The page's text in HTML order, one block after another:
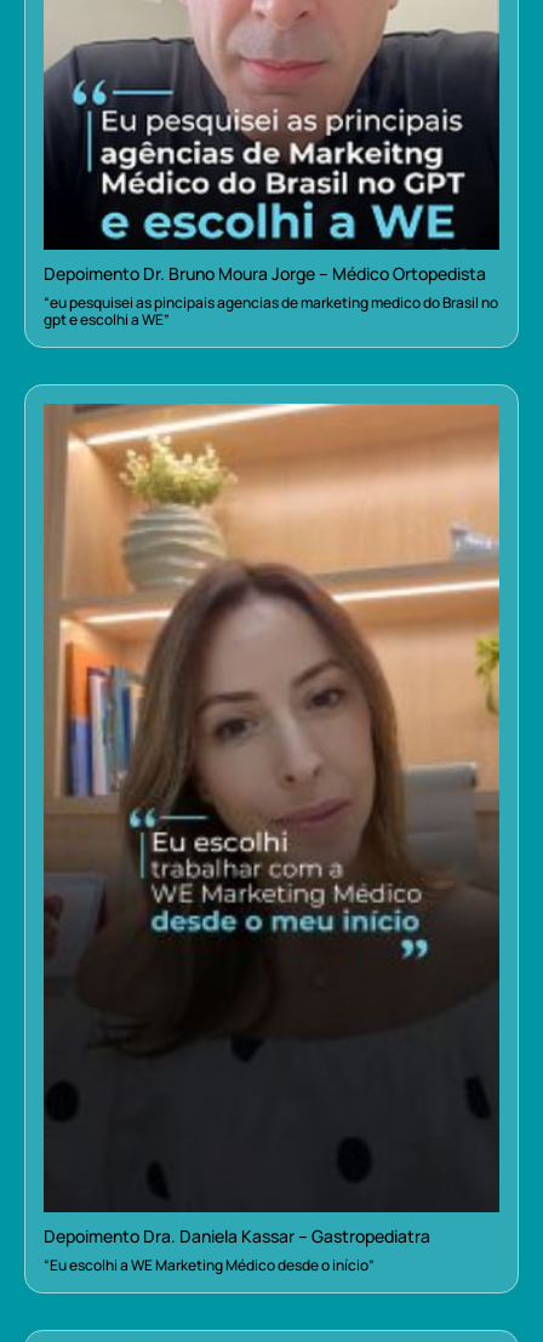
Depoimento Dr. Bruno Moura Jorge – Médico Ortopedista
“eu pesquisei as pincipais agencias de marketing medico do Brasil no
gpt e escolhi a WE”
Depoimento Dra. Daniela Kassar – Gastropediatra
“Eu escolhi a WE Marketing Médico desde o início”